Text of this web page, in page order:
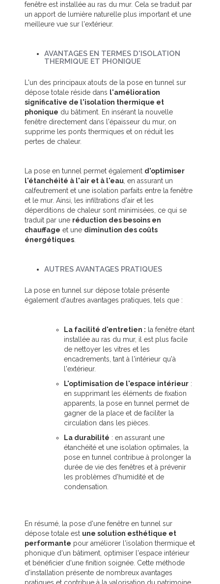
fenêtre est installée au ras du mur. Cela se traduit par
un apport de lumière naturelle plus important et une
meilleure vue sur l'extérieur.
AVANTAGES EN TERMES D'ISOLATION
THERMIQUE ET PHONIQUE
L'un des principaux atouts de la pose en tunnel sur
dépose totale réside dans l'amélioration
significative de l'isolation thermique et
phonique du bâtiment. En insérant la nouvelle
fenêtre directement dans l'épaisseur du mur, on
supprime les ponts thermiques et on réduit les
pertes de chaleur.
La pose en tunnel permet également d'optimiser
l'étanchéité à l'air et à l'eau, en assurant un
calfeutrement et une isolation parfaits entre la fenêtre
et le mur. Ainsi, les infiltrations d'air et les
déperditions de chaleur sont minimisées, ce qui se
traduit par une réduction des besoins en
chauffage et une diminution des coûts
énergétiques.
AUTRES AVANTAGES PRATIQUES
La pose en tunnel sur dépose totale présente
également d'autres avantages pratiques, tels que :
La facilité d'entretien : la fenêtre étant
installée au ras du mur, il est plus facile
de nettoyer les vitres et les
encadrements, tant à l'intérieur qu'à
l'extérieur.
L'optimisation de l'espace intérieur :
en supprimant les éléments de fixation
apparents, la pose en tunnel permet de
gagner de la place et de faciliter la
circulation dans les pièces.
La durabilité : en assurant une
étanchéité et une isolation optimales, la
pose en tunnel contribue à prolonger la
durée de vie des fenêtres et à prévenir
les problèmes d'humidité et de
condensation.
En résumé, la pose d'une fenêtre en tunnel sur
dépose totale est une solution esthétique et
performante pour améliorer l'isolation thermique et
phonique d'un bâtiment, optimiser l'espace intérieur
et bénéficier d'une finition soignée. Cette méthode
d'installation présente de nombreux avantages